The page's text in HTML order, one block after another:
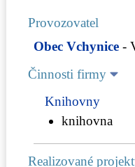
Provozovatel
Obec Vchynice -
Činnosti firmy
Knihovny
knihovna
Realizované